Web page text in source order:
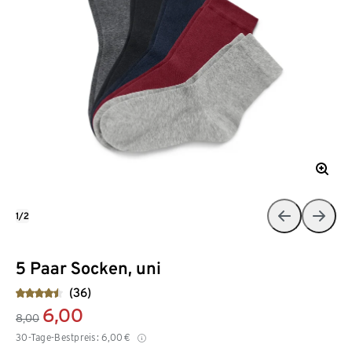
5 Paar Socken, uni
(36)
8,00 6,00
30-Tage-Bestpreis: 6,00 €
1/2